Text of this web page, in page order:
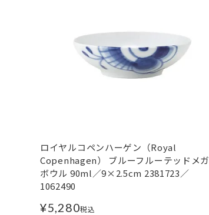
ロイヤルコペンハーゲン（Royal
Copenhagen） ブルーフルーテッドメガ
ボウル 90ml／9×2.5cm 2381723／
1062490
¥5,280税込